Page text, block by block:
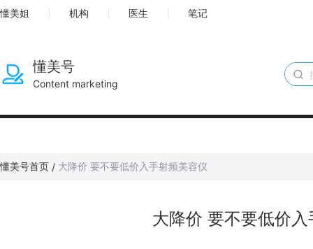
懂美姐 机构 医生 笔记
懂美号
Content marketing
懂美号首页 / 大降价 要不要低价入手射频美容仪
大降价 要不要低价